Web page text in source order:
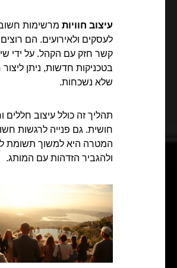
עיצוב חוויות מרשימות
לעסקים ולאירועים. הם רוצים
קשר חזק עם הקהל. על ידי
בטכניקות חדשות, ניתן ליצור
שלא נשכחות.
תהליך זה כולל עיצוב חללים
חושית. גם פנייה לרגשות
המטרה היא למשוך תשומת
ולהגביר הזדהות עם המותג.